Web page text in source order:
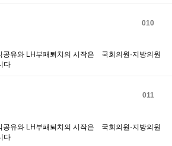
010
공유와 LH부패퇴치의 시작은 국회의원·지방의원
다
011
공유와 LH부패퇴치의 시작은 국회의원·지방의원
다